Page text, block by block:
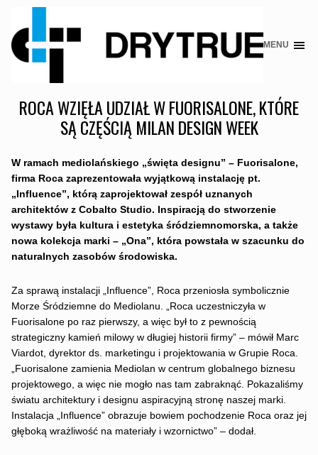
Skip
MENU
ROCA WZIĘŁA UDZIAŁ W FUORISALONE, KTÓRE
SĄ CZĘŚCIĄ MILAN DESIGN WEEK
W ramach mediolańskiego „święta designu” – Fuorisalone,
firma Roca zaprezentowała wyjątkową instalację pt.
„Influence”, którą zaprojektował zespół uznanych
architektów z Cobalto Studio. Inspiracją do stworzenie
wystawy była kultura i estetyka śródziemnomorska, a także
nowa kolekcja marki – „Ona”, która powstała w szacunku do
naturalnych zasobów środowiska.
Za sprawą instalacji „Influence”, Roca przeniosła symbolicznie
Morze Śródziemne do Mediolanu. „Roca uczestniczyła w
Fuorisalone po raz pierwszy, a więc był to z pewnością
strategiczny kamień milowy w długiej historii firmy” – mówił Marc
Viardot, dyrektor ds. marketingu i projektowania w Grupie Roca.
„Fuorisalone zamienia Mediolan w centrum globalnego biznesu
projektowego, a więc nie mogło nas tam zabraknąć. Pokazaliśmy
światu architektury i designu aspiracyjną stronę naszej marki.
Instalacja „Influence” obrazuje bowiem pochodzenie Roca oraz jej
głęboką wrażliwość na materiały i wzornictwo” – dodał.